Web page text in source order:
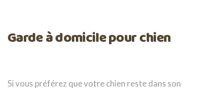
Garde à domicile pour chien
Si vous préférez que votre chien reste dans son